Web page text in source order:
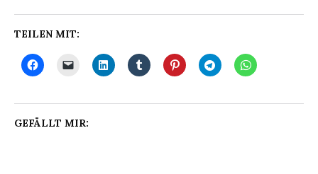
TEILEN MIT:
GEFÄLLT MIR: